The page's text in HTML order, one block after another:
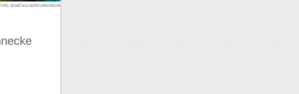
Foto: JoseCauria/shutterstock